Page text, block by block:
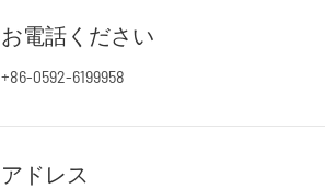
お電話ください
+86-0592-6199958
アドレス